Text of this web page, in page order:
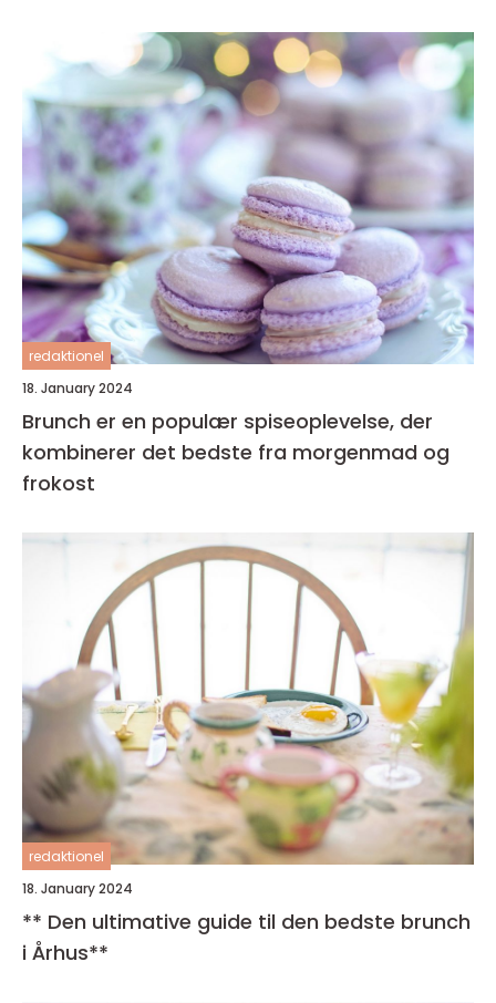
redaktionel
18. January 2024
Brunch er en populær spiseoplevelse, der
kombinerer det bedste fra morgenmad og
frokost
redaktionel
18. January 2024
** Den ultimative guide til den bedste brunch
i Århus**